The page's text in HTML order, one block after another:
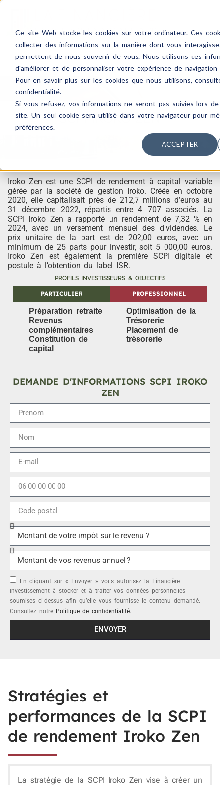
Ce site Web stocke les cookies sur votre ordinateur. Ces
collecter des informations sur la manière dont vous
permettent de nous souvenir de vous. Nous utilisons ces
d'améliorer et de personnaliser votre expérience de
Pour en savoir plus sur les cookies que nous utilisons,
confidentialité.
Si vous refusez, vos informations ne seront pas suivies lors
site. Un seul cookie sera utilisé dans votre navigateur pour
préférences.
ACCEPTER
SCPI IROKO ZEN
Iroko Zen est une SCPI de rendement à capital variable
gérée par la société de gestion Iroko. Créée en octobre
2020, elle capitalisait près de 212,7 millions d’euros au
31 décembre 2022, répartis entre 4 707 associés. La
SCPI Iroko Zen a rapporté un rendement de 7,32 % en
2024, avec un versement mensuel des dividendes. Le
prix unitaire de la part est de 202,00 euros, avec un
minimum de 25 parts pour investir, soit 5 000,00 euros.
Iroko Zen est également la première SCPI digitale et
postule à l’obtention du label ISR.
PROFILS INVESTISSEURS & OBJECTIFS
PARTICULIER
Préparation retraite
Revenus
complémentaires
Constitution de
capital
PROFESSIONNEL
Optimisation de la
Trésorerie
Placement de
trésorerie
DEMANDE D'INFORMATIONS SCPI IROKO
ZEN
En cliquant sur « Envoyer » vous autorisez la Financière
Investissement à stocker et à traiter vos données personnelles
soumises ci-dessus afin qu’elle vous fournisse le contenu demandé.
Consultez notre Politique de confidentialité.
ENVOYER
Stratégies et
performances de la SCPI
de rendement Iroko Zen
La stratégie de la SCPI Iroko Zen vise à créer un